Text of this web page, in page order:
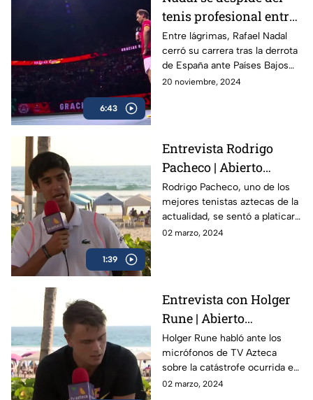
6:43
tenis profesional entre
lágrimas
Entre lágrimas, Rafael Nadal
cerró su carrera tras la derrota
de España ante Países Bajos
en la Copa Davis, dejando un
20 noviembre, 2024
1:39
Entrevista Rodrigo
Pacheco | Abierto
Mexicano de Tenis
Rodrigo Pacheco, uno de los
mejores tenistas aztecas de la
actualidad, se sentó a platicar
con TV Azteca previo al
02 marzo, 2024
Entrevista con Holger
Rune | Abierto
Mexicano de Tenis
Holger Rune habló ante los
micrófonos de TV Azteca
sobre la catástrofe ocurrida en
Acapulco y como el Abierto
02 marzo, 2024